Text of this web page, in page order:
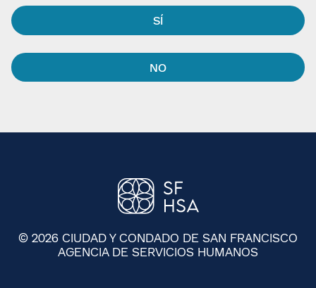
SÍ​​
NO​​
© 2026 CIUDAD Y CONDADO DE SAN FRANCISCO
AGENCIA DE SERVICIOS HUMANOS